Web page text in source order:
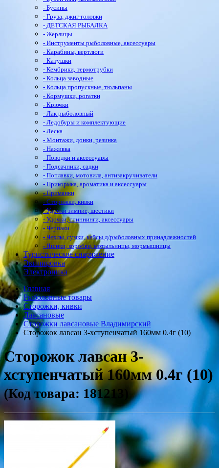
- Бусины
- Груза, джиг-головки
- ДЕТСКАЯ РЫБАЛКА
- Жерлицы
- Инструменты рыболовные, аксессуары
- Карабины, вертлюги
- Катушки
- Кембрики, термотрубки
- Кольца заводные
- Кольца пропускные, тюльпаны
- Кормушки, рогатки
- Крючки
- Лак рыболовный
- Ледобуры и комплектующие
- Леска
- Монтажи, донки, резинка
- Наживка
- Поводки и аксессуары
- Подсачники, садки
- Поплавки, мотовила, антизакручиватели
- Прикормка, ароматика и аксессуары
- Приманки
- Сторожки, кивки
- Удочки зимние, шестики
- Удочки, спиннинги, аксессуары
- Черпаки
- Чехлы, сумки, кейсы д/рыболовных принадлежностей
- Ящики, коробки, мотыльницы, мормышницы
Туристическое снаряжение
Экипировка
Электроника
Главная
Рыболовные товары
Сторожки, кивки
Лавсановые
Сторожки лавсановые Владимирский
Сторожок лавсан 3-хступенчатый 160мм 0.4г (10)
Сторожок лавсан 3-
хступенчатый 160мм 0.4г (10)
(Код товара: 181213)